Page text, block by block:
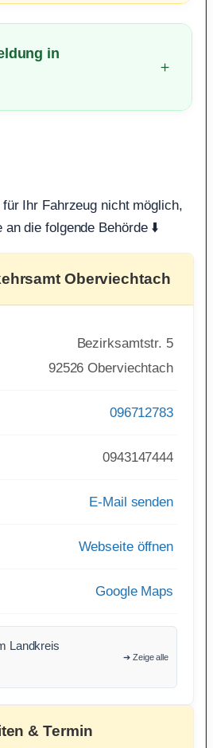
in
Ihr Fahrzeug nicht möglich,
die folgende Behörde ⬇️
Oberviechtach
Bezirksamtstr. 5
92526 Oberviechtach
096712783
0943147444
E-Mail senden
Webseite öffnen
Google Maps
Landkreis
➔ Zeige alle
& Termin